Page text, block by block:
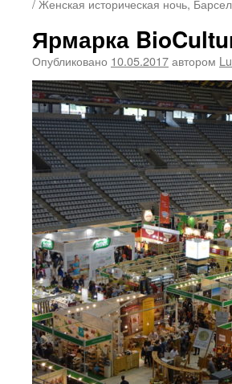
/ Женская историческая ночь,
Ярмарка
Опубликовано 10.05.2017автором